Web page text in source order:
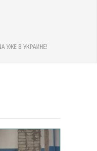
УЖЕ В УКРАИНЕ!